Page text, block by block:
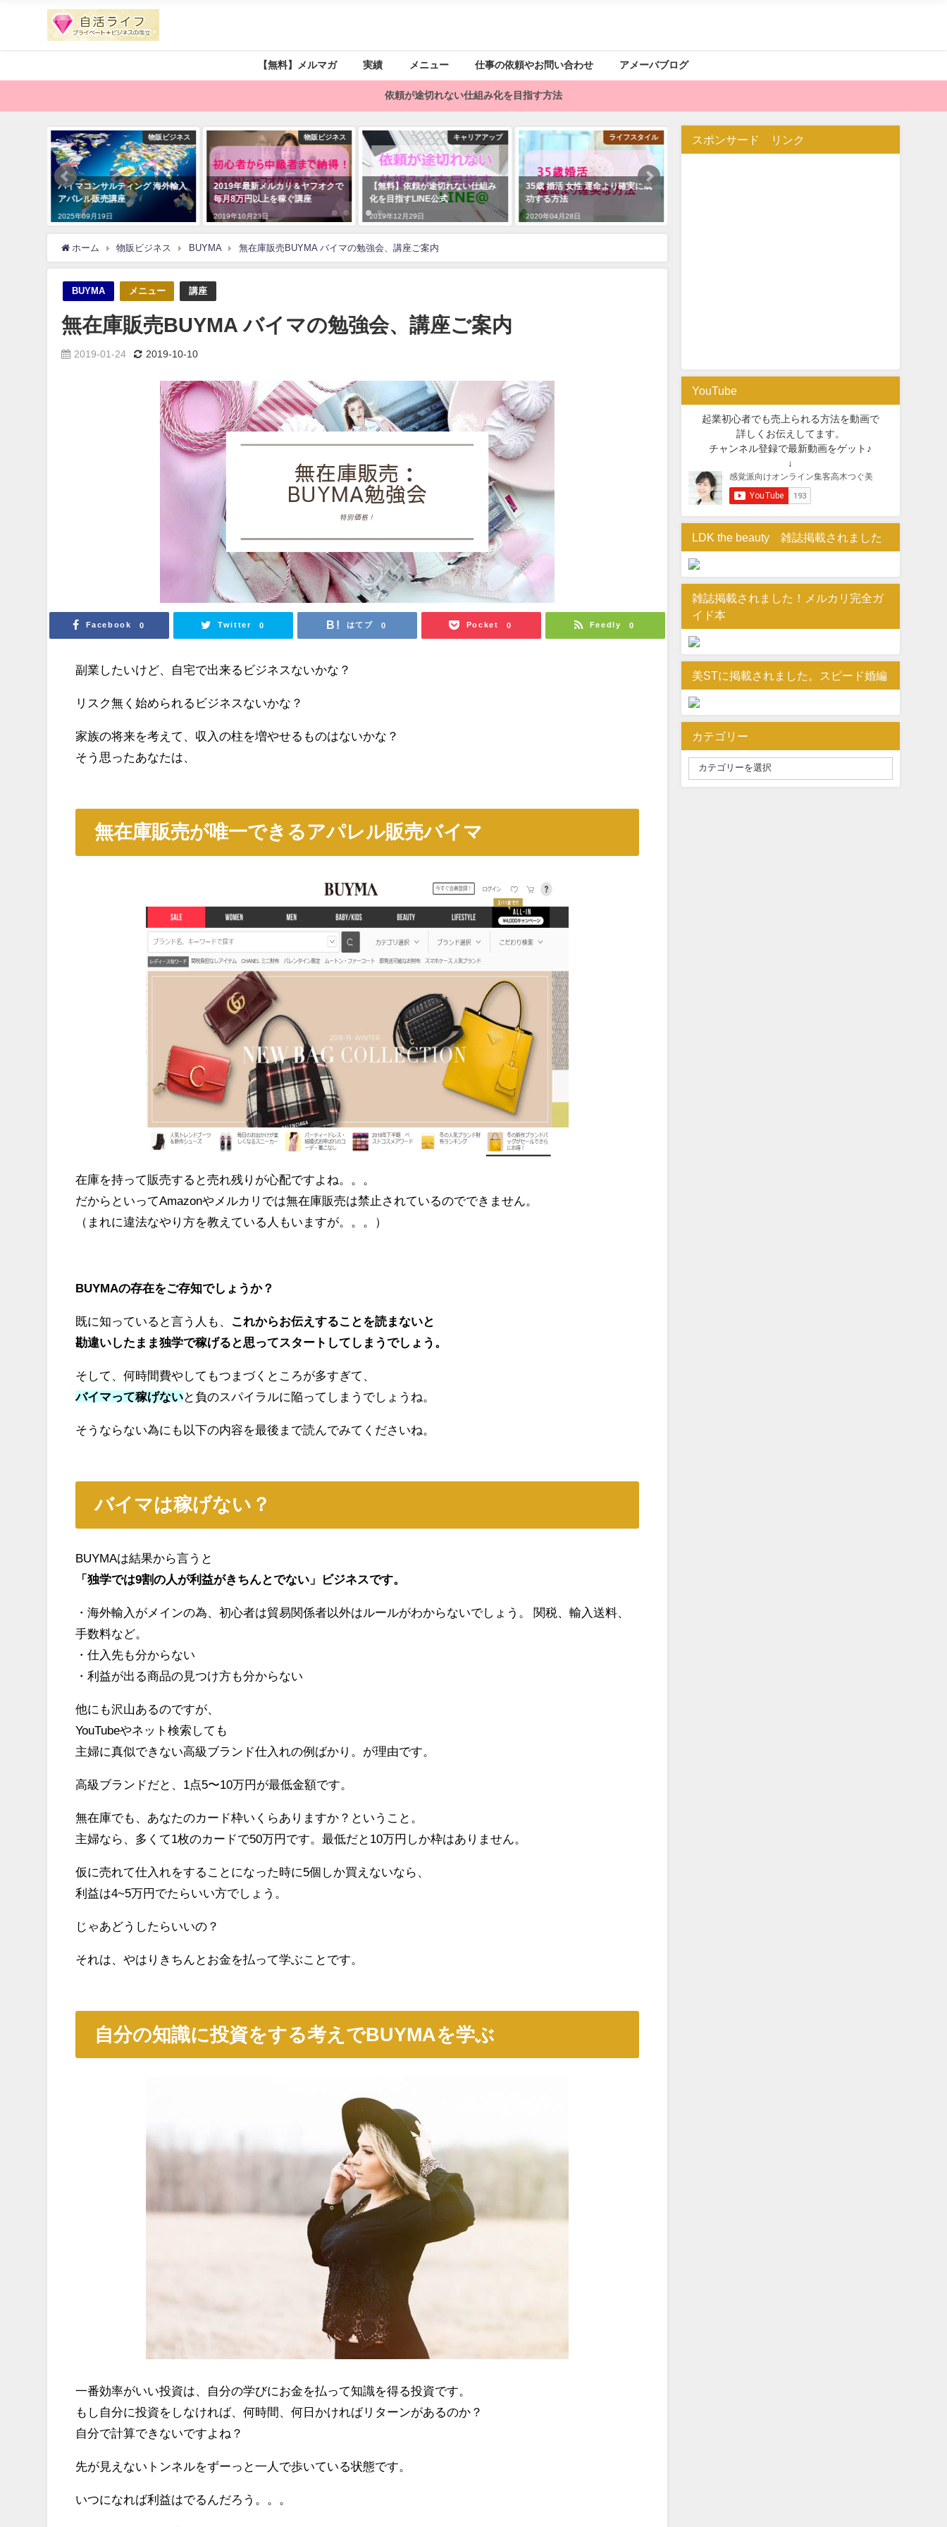
【無料】メルマガ 実績 メニュー 仕事の依頼やお問い合わせ アメーバブログ
依頼が途切れない仕組み化を目指す方法
物販ビジネス
ング 海外輸入
物販ビジネス
2019年最新メルカリ＆ヤフオクで
毎月8万円以上を稼ぐ講座
2019年10月23日
キャリアアップ
【無料】依頼が途切れない仕組み
化を目指すLINE公式
2019年12月29日
ライフスタイル
35歳 婚活 女性 運命より確実に成
功する方法
2020年04月28日
女性が在宅起業で成功するには？
2019年02月21日
物販ビジネス
ホーム 物販ビジネス BUYMA 無在庫販売BUYMA バイマの勉強会、講座ご案内
BUYMA メニュー 講座
無在庫販売BUYMA バイマの勉強会、講座ご案内
2019-01-24 2019-10-10
Facebook 0 Twitter 0 はてブ 0 Pocket 0 Feedly 0
副業したいけど、自宅で出来るビジネスないかな？
リスク無く始められるビジネスないかな？
家族の将来を考えて、収入の柱を増やせるものはないかな？
そう思ったあなたは、
無在庫販売が唯一できるアパレル販売バイマ
在庫を持って販売すると売れ残りが心配ですよね。。。
だからといってAmazonやメルカリでは無在庫販売は禁止されているのでできません。
（まれに違法なやり方を教えている人もいますが。。。）
BUYMAの存在をご存知でしょうか？
既に知っていると言う人も、
これからお伝えすることを読まないと
勘違いしたまま独学で稼げると思ってスタートしてしまうでしょう。
そして、何時間費やしてもつまづくところが多すぎて、
バイマって稼げないと負のスパイラルに陥ってしまうでしょうね。
そうならない為にも以下の内容を最後まで読んでみてくださいね。
バイマは稼げない？
BUYMAは結果から言うと
「独学では9割の人が利益がきちんとでない」ビジネスです。
・海外輸入がメインの為、初心者は貿易関係者以外はルールがわからないでしょう。 関税、輸入送料、
手数料など。
・仕入先も分からない
・利益が出る商品の見つけ方も分からない
他にも沢山あるのですが、
YouTubeやネット検索しても
主婦に真似できない高級ブランド仕入れの例ばかり。が理由です。
高級ブランドだと、1点5〜10万円が最低金額です。
無在庫でも、あなたのカード枠いくらありますか？ということ。
主婦なら、多くて1枚のカードで50万円です。最低だと10万円しか枠はありません。
仮に売れて仕入れをすることになった時に5個しか買えないなら、
利益は4~5万円でたらいい方でしょう。
じゃあどうしたらいいの？
それは、やはりきちんとお金を払って学ぶことです。
自分の知識に投資をする考えでBUYMAを学ぶ
一番効率がいい投資は、自分の学びにお金を払って知識を得る投資です。
もし自分に投資をしなければ、何時間、何日かければリターンがあるのか？
自分で計算できないですよね？
先が見えないトンネルをずーっと一人で歩いている状態です。
いつになれば利益はでるんだろう。。。
スポンサード リンク
YouTube
起業初心者でも売上られる方法を動画で
詳しくお伝えしてます。
チャンネル登録で最新動画をゲット♪
↓
LDK the beauty 雑誌掲載されました
雑誌掲載されました！メルカリ完全ガ
イド本
美STに掲載されました。スピード婚編
カテゴリー